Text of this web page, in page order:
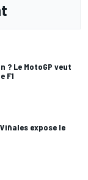
? Le MotoGP veut
F1
expose le